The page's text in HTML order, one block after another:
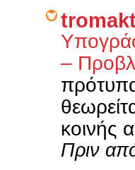
–
κοινής
Πριν